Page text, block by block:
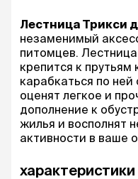
Лестница Трикси
незаменимый
питомцев.
крепится к прутьям
карабкаться по
оценят легкое и
дополнение к
жилья и восполнят
активности в ваше
характеристики